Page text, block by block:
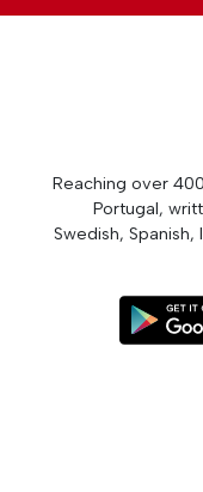
Reaching over
Portugal,
Swedish, Spanish,